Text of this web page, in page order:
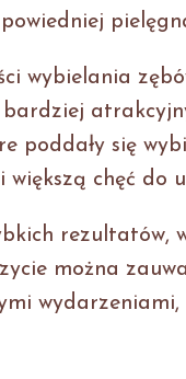
wybielania
poddały się
chęć do
rezultatów,
można